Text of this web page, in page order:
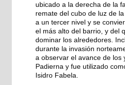
ubicado a la derecha de la
remate del cubo de luz de
a un tercer nivel y se
el más alto del barrio, y del
dominar los alrededores.
durante la invasión
a observar el avance de los
Padierna y fue utilizado
Isidro Fabela.